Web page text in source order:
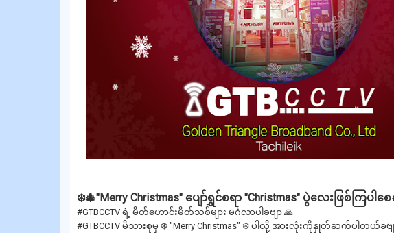
❄️🎄"Merry Christmas" ပျော်ရွှင်စရာ "Christmas" ပွဲလေးဖြစ်ကြပါစ
#GTBCCTV ရဲ့ မိတ်ဟောင်းမိတ်သစ်များ မင်္ဂလာပါခဗျာ 🙏
#GTBCCTV မိသားစုမှ ❄️ "Merry Christmas" ❄️ ပါလို့ အားလုံးကိုနှုတ်ဆက်ပါတယ်ခဗျ